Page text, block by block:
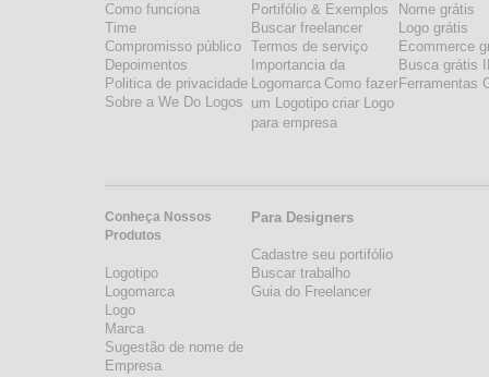
Como funciona
Time
Compromisso público
Depoimentos
Politica de privacidade
Sobre a We Do Logos
Conheça Nossos
Produtos
Logotipo
Logomarca
Logo
Marca
Sugestão de nome de
Empresa
Portifólio & Exemplos
Buscar freelancer
Termos de serviço
Importancia da
Logomarca Como fazer
um Logotipo criar Logo
para empresa
Para Designers
Cadastre seu portifólio
Buscar trabalho
Guia do Freelancer
Nome grátis
Logo grátis
Ecommerce
Busca grátis
Ferramentas